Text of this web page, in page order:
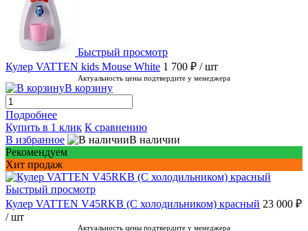
Быстрый просмотр
Кулер VATTEN kids Mouse White 1 700 ₽ / шт
Актуальность цены подтвердите у менеджера
В корзину
Подробнее
Купить в 1 клик К сравнению
В избранное
В наличии
Рекомендуем
Хит продаж
Быстрый просмотр
Кулер VATTEN V45RKB (С холодильником) красный 23 000 ₽
/ шт
Актуальность цены подтвердите у менеджера